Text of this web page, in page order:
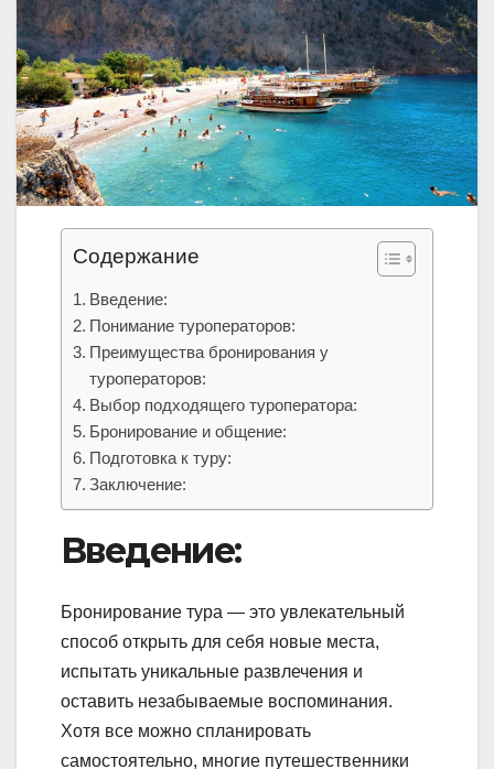
Содержание
Введение:
Понимание туроператоров:
Преимущества бронирования у
туроператоров:
Выбор подходящего туроператора:
Бронирование и общение:
Подготовка к туру:
Заключение:
Введение:
Бронирование тура — это увлекательный
способ открыть для себя новые места,
испытать уникальные развлечения и
оставить незабываемые воспоминания.
Хотя все можно спланировать
самостоятельно, многие путешественники